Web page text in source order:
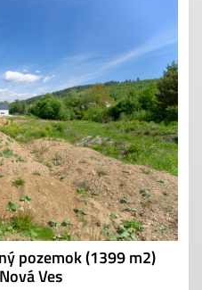
pozemok (1399 m2)
Ves